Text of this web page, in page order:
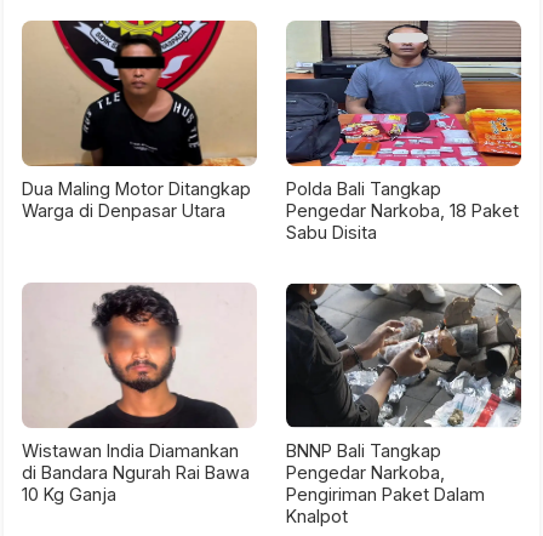
Dua Maling Motor Ditangkap
Warga di Denpasar Utara
Polda Bali Tangkap
Pengedar Narkoba, 18 Paket
Sabu Disita
Wistawan India Diamankan
di Bandara Ngurah Rai Bawa
10 Kg Ganja
BNNP Bali Tangkap
Pengedar Narkoba,
Pengiriman Paket Dalam
Knalpot